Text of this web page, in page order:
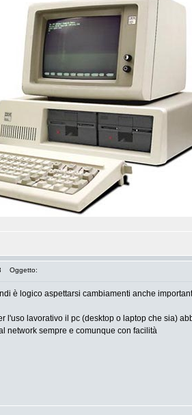
Oggetto:
è logico aspettarsi cambiamenti anche
l'uso lavorativo il pc (desktop o laptop che sia)
network sempre e comunque con facilità